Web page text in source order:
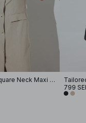
Tailored Square Neck Maxi Dress
799